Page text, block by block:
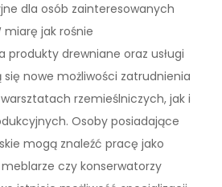
dla osób zainteresowanych
miarę jak rośnie
produkty drewniane oraz usługi
się nowe możliwości zatrudnienia
rzemieślniczych, jak i
Osoby posiadające
mogą znaleźć pracę jako
czy konserwatorzy